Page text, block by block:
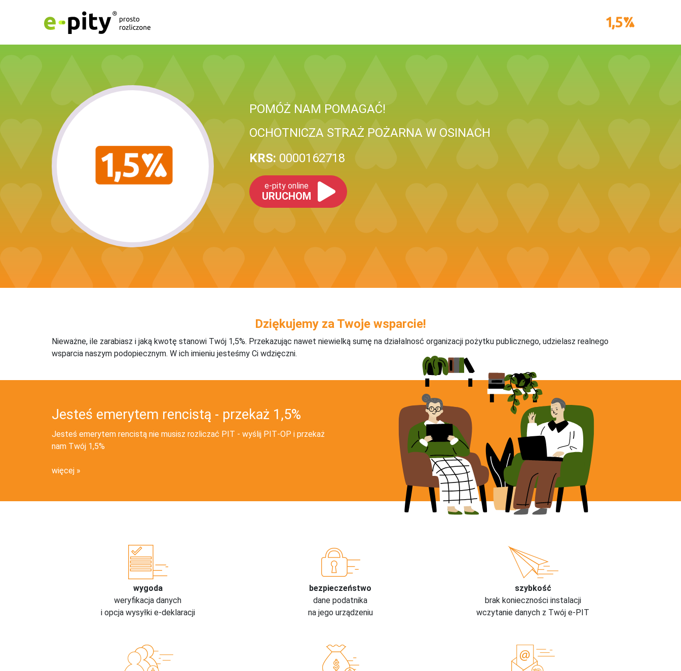
POMÓŻ NAM POMAGAĆ!
OCHOTNICZA STRAŻ POŻARNA W OSINACH
KRS: 0000162718
e-pity online
URUCHOM
Dziękujemy za Twoje wsparcie!
Nieważne, ile zarabiasz i jaką kwotę stanowi Twój 1,5%. Przekazując nawet niewielką sumę na działalnosć organizacji pożytku publicznego, udzielasz realnego
wsparcia naszym podopiecznym. W ich imieniu jesteśmy Ci wdzięczni.
Jesteś emerytem rencistą - przekaż 1,5%
Jesteś emerytem rencistą nie musisz rozliczać PIT - wyślij PIT‑OP i przekaż
nam Twój 1,5%
więcej
wygoda
weryfikacja danych
i opcja wysyłki e-deklaracji
bezpieczeństwo
dane podatnika
na jego urządzeniu
szybkość
brak konieczności instalacji
wczytanie danych z Twój e-PIT